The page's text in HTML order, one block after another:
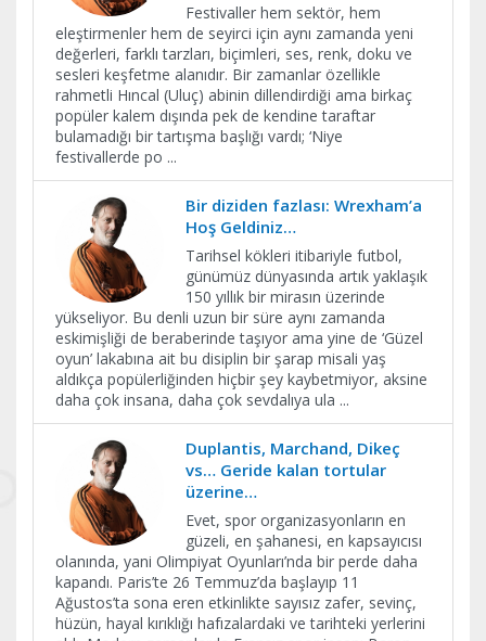
Festivaller hem sektör, hem
eleştirmenler hem de seyirci için aynı zamanda yeni
değerleri, farklı tarzları, biçimleri, ses, renk, doku ve
sesleri keşfetme alanıdır. Bir zamanlar özellikle
rahmetli Hıncal (Uluç) abinin dillendirdiği ama birkaç
popüler kalem dışında pek de kendine taraftar
bulamadığı bir tartışma başlığı vardı; ‘Niye
festivallerde po ...
Bir diziden fazlası: Wrexham’a
Hoş Geldiniz…
Tarihsel kökleri itibariyle futbol,
günümüz dünyasında artık yaklaşık
150 yıllık bir mirasın üzerinde
yükseliyor. Bu denli uzun bir süre aynı zamanda
eskimişliği de beraberinde taşıyor ama yine de ‘Güzel
oyun’ lakabına ait bu disiplin bir şarap misali yaş
aldıkça popülerliğinden hiçbir şey kaybetmiyor, aksine
daha çok insana, daha çok sevdalıya ula ...
Duplantis, Marchand, Dikeç
vs… Geride kalan tortular
üzerine…
Evet, spor organizasyonların en
güzeli, en şahanesi, en kapsayıcısı
olanında, yani Olimpiyat Oyunları’nda bir perde daha
kapandı. Paris’te 26 Temmuz’da başlayıp 11
Ağustos’ta sona eren etkinlikte sayısız zafer, sevinç,
hüzün, hayal kırıklığı hafızalardaki ve tarihteki yerlerini